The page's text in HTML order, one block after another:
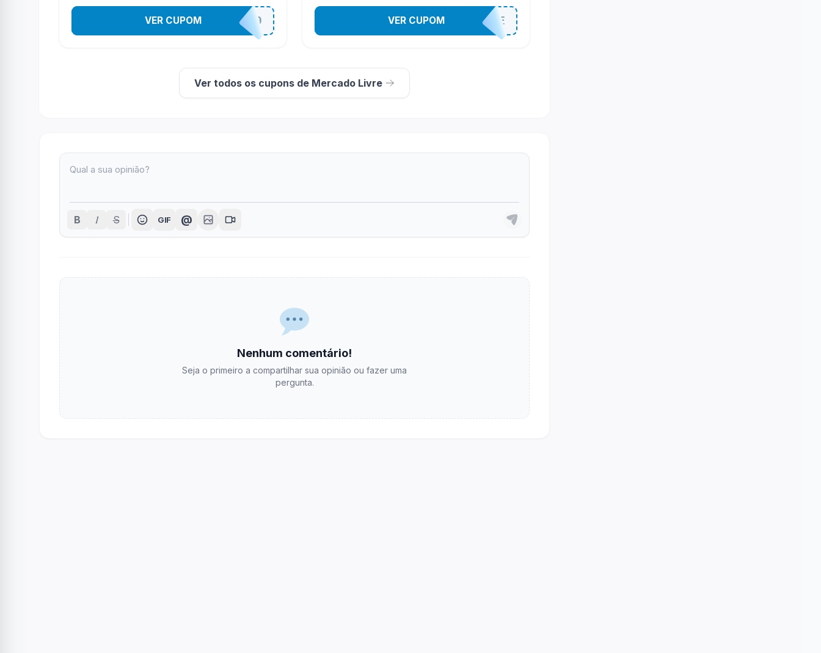
SAUDE10
VER CUPOM OFERTAHOJE
VER CUPOM
Ver todos os cupons de Mercado Livre
B I S GIF @
Nenhum comentário!
Seja o primeiro a compartilhar sua opinião ou fazer uma
pergunta.